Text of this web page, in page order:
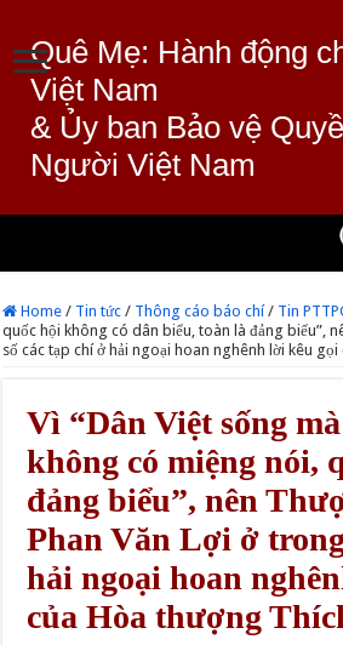
Quê Mẹ: Hành động
Việt Nam
& Ủy ban Bảo vệ
Người Việt Nam
Home / Tin tức / Thông cáo báo chí / Tin
quốc hội không có dân biểu, toàn là đảng biểu”,
số các tạp chí ở hải ngoại hoan nghênh lời kêu
Vì “Dân Việt sống
không có miệng nói,
đảng biểu”, nên
Phan Văn Lợi ở
hải ngoại hoan
của Hòa thượng